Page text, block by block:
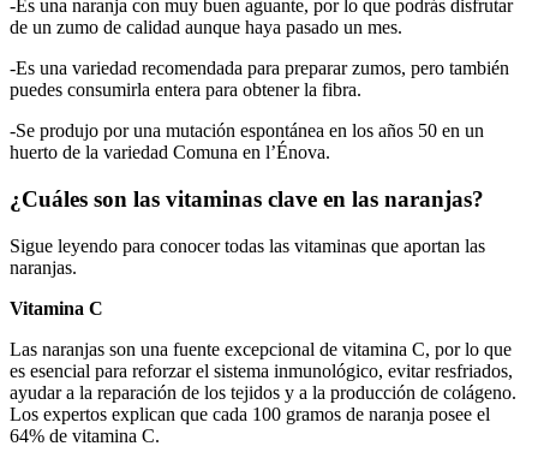
-Es una naranja con muy buen aguante, por lo que podrás disfrutar
de un zumo de calidad aunque haya pasado un mes.
-Es una variedad recomendada para preparar zumos, pero también
puedes consumirla entera para obtener la fibra.
-Se produjo por una mutación espontánea en los años 50 en un
huerto de la variedad Comuna en l’Énova.
¿Cuáles son las vitaminas clave en las naranjas?
Sigue leyendo para conocer todas las vitaminas que aportan las
naranjas.
Vitamina C
Las naranjas son una fuente excepcional de vitamina C, por lo que
es esencial para reforzar el sistema inmunológico, evitar resfriados,
ayudar a la reparación de los tejidos y a la producción de colágeno.
Los expertos explican que cada 100 gramos de naranja posee el
64% de vitamina C.